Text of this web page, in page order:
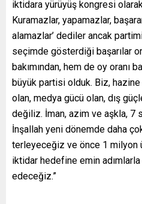
iktidara yürüyüş kongresi
Kuramazlar, yapamazlar,
alamazlar’ dediler ancak
seçimde gösterdiği başarılar
bakımından, hem de oy oranı
büyük partisi olduk. Biz, hazine
olan, medya gücü olan, dış
değiliz. İman, azim ve aşkla, 7
İnşallah yeni dönemde daha
terleyeceğiz ve önce 1 milyon
iktidar hedefine emin
edeceğiz.”